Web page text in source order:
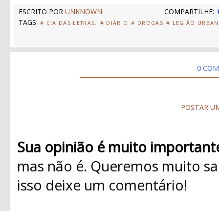
ESCRITO POR UNKNOWN
COMPARTILHE:
TAGS: # CIA DAS LETRAS. # DIÁRIO # DROGAS # LEGIÃO
0
POSTAR
Sua opinião é muito
mas não é. Queremos muito
isso deixe um comentário!